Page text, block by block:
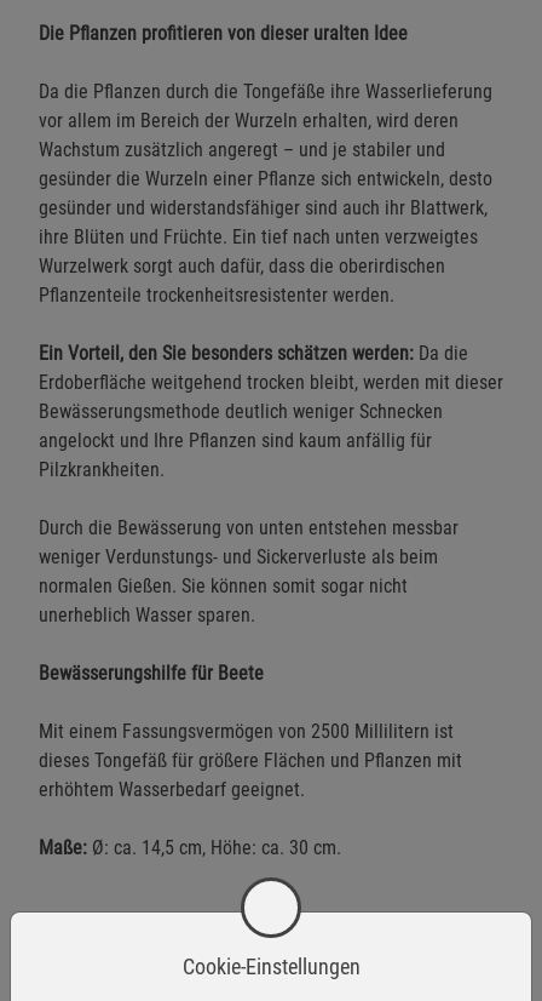
Die Pflanzen profitieren von dieser uralten Idee
Da die Pflanzen durch die Tongefäße ihre Wasserlieferung
vor allem im Bereich der Wurzeln erhalten, wird deren
Wachstum zusätzlich angeregt – und je stabiler und
gesünder die Wurzeln einer Pflanze sich entwickeln, desto
gesünder und widerstandsfähiger sind auch ihr Blattwerk,
ihre Blüten und Früchte. Ein tief nach unten verzweigtes
Wurzelwerk sorgt auch dafür, dass die oberirdischen
Pflanzenteile trockenheitsresistenter werden.
Ein Vorteil, den Sie besonders schätzen werden: Da die
Erdoberfläche weitgehend trocken bleibt, werden mit dieser
Bewässerungsmethode deutlich weniger Schnecken
angelockt und Ihre Pflanzen sind kaum anfällig für
Pilzkrankheiten.
Durch die Bewässerung von unten entstehen messbar
weniger Verdunstungs- und Sickerverluste als beim
normalen Gießen. Sie können somit sogar nicht
unerheblich Wasser sparen.
Bewässerungshilfe für Beete
Mit einem Fassungsvermögen von 2500 Millilitern ist
dieses Tongefäß für größere Flächen und Pflanzen mit
erhöhtem Wasserbedarf geeignet.
Maße: Ø: ca. 14,5 cm, Höhe: ca. 30 cm.
Warnhinweise / Sicherheitsinformationen
Cookie-Einstellungen